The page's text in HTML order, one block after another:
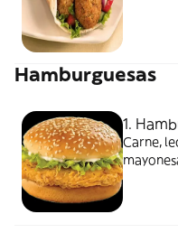
Hamburguesas
1.
Carne,